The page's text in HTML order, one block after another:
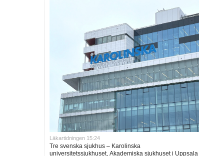
Läkartidningen 15:24
Tre svenska sjukhus – Karolinska
universitetssjukhuset, Akademiska sjukhuset i Uppsala